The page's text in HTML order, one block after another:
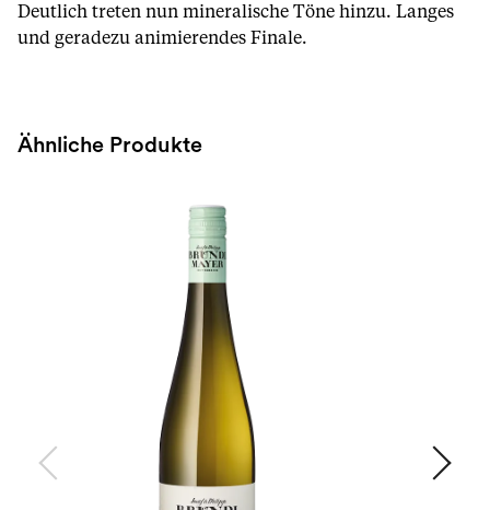
Deutlich treten nun mineralische Töne hinzu. Langes
und geradezu animierendes Finale.
Ähnliche Produkte